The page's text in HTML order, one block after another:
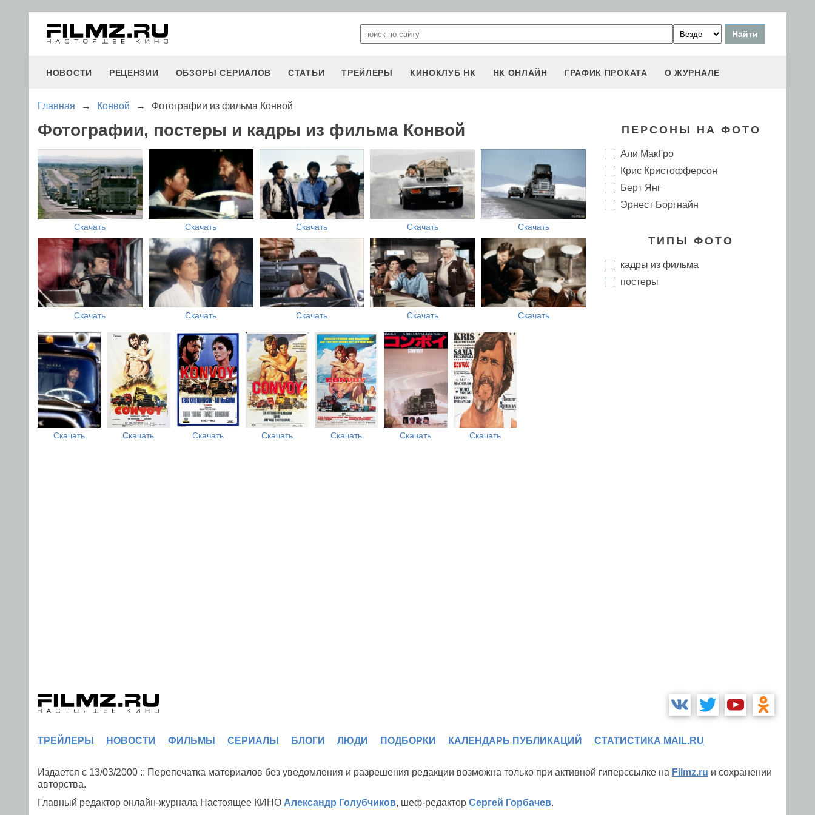
НОВОСТИ РЕЦЕНЗИИ ОБЗОРЫ СЕРИАЛОВ СТАТЬИ ТРЕЙЛЕРЫ КИНОКЛУБ НК НК ОНЛАЙН ГРАФИК ПРОКАТА О ЖУРНАЛЕ
Главная → Конвой → Фотографии из фильма Конвой
Фотографии, постеры и кадры из фильма Конвой
Скачать Скачать Скачать Скачать Скачать
Скачать Скачать Скачать Скачать Скачать
Скачать Скачать Скачать Скачать Скачать Скачать Скачать
ПЕРСОНЫ НА ФОТО
Али МакГро
Крис Кристофферсон
Берт Янг
Эрнест Боргнайн
ТИПЫ ФОТО
кадры из фильма
постеры
ТРЕЙЛЕРЫ НОВОСТИ ФИЛЬМЫ СЕРИАЛЫ БЛОГИ ЛЮДИ ПОДБОРКИ КАЛЕНДАРЬ ПУБЛИКАЦИЙ СТАТИСТИКА MAIL.RU
Издается с 13/03/2000 :: Перепечатка материалов без уведомления и разрешения редакции возможна только при активной гиперссылке на Filmz.ru и сохранении
авторства.
Главный редактор онлайн-журнала Настоящее КИНО Александр Голубчиков, шеф-редактор Сергей Горбачев.